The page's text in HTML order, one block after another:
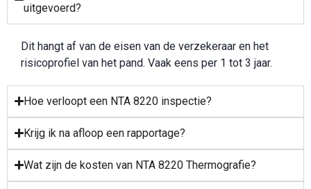
uitgevoerd?
Dit hangt af van de eisen van de verzekeraar en het
risicoprofiel van het pand. Vaak eens per 1 tot 3 jaar.
Hoe verloopt een NTA 8220 inspectie?
Krijg ik na afloop een rapportage?
Wat zijn de kosten van NTA 8220 Thermografie?